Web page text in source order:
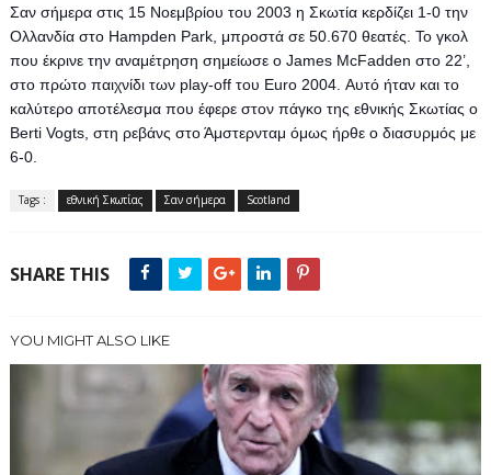
Σαν σήμερα στις 15 Νοεμβρίου του 2003 η Σκωτία κερδίζει 1-0 την
Ολλανδία στο Hampden Park, μπροστά σε 50.670 θεατές. Το γκολ
που έκρινε την αναμέτρηση σημείωσε ο James McFadden στο 22’,
στο πρώτο παιχνίδι των play-off του Euro 2004. Αυτό ήταν και το
καλύτερο αποτέλεσμα που έφερε στον πάγκο της εθνικής Σκωτίας ο
Berti Vogts, στη ρεβάνς στο Άμστερνταμ όμως ήρθε ο διασυρμός με
6-0.
Tags : εθνική Σκωτίας Σαν σήμερα Scotland
SHARE THIS
YOU MIGHT ALSO LIKE